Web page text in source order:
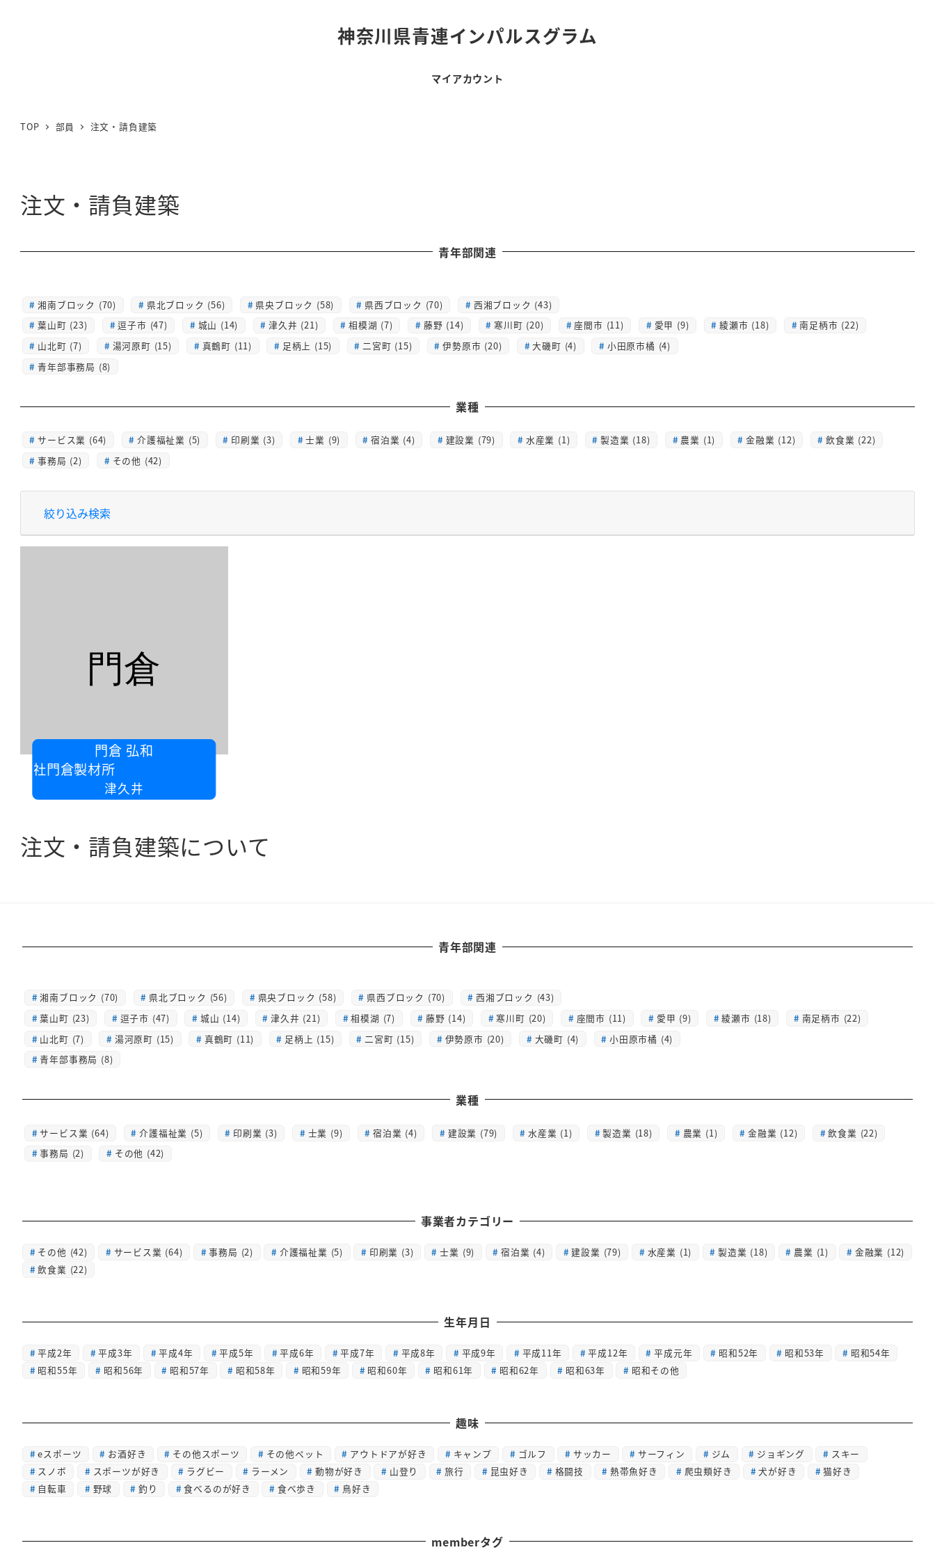
神奈川県青連インパルスグラム
マイアカウント
TOP 部員 注文・請負建築
注文・請負建築
青年部関連
湘南ブロック (70) 県北ブロック (56) 県央ブロック (58) 県西ブロック (70)
西湘ブロック (43)
葉山町 (23)
逗子市 (47) 城山 (14) 津久井 (21) 相模湖 (7) 藤野 (14) 寒川町 (20) 座間市 (11) 愛甲 (9) 綾瀬市 (18)
南足柄市 (22)
山北町 (7)
湯河原町 (15) 真鶴町 (11) 足柄上 (15) 二宮町 (15) 伊勢原市 (20) 大磯町 (4)
小田原市橘 (4)
青年部事務局 (8)
業種
サービス業 (64) 介護福祉業 (5) 印刷業 (3) 士業 (9) 宿泊業 (4) 建設業 (79) 水産業 (1) 製造業 (18) 農業 (1) 金融業 (12)
飲食業 (22)
事務局 (2)
その他 (42)
絞り込み検索
門倉 弘和
社門倉製材所
津久井
門倉
注文・請負建築について
青年部関連
湘南ブロック (70) 県北ブロック (56) 県央ブロック (58) 県西ブロック (70)
西湘ブロック (43)
葉山町 (23)
逗子市 (47) 城山 (14) 津久井 (21) 相模湖 (7) 藤野 (14) 寒川町 (20) 座間市 (11) 愛甲 (9) 綾瀬市 (18)
南足柄市 (22)
山北町 (7)
湯河原町 (15) 真鶴町 (11) 足柄上 (15) 二宮町 (15) 伊勢原市 (20) 大磯町 (4)
小田原市橘 (4)
青年部事務局 (8)
業種
サービス業 (64) 介護福祉業 (5) 印刷業 (3) 士業 (9) 宿泊業 (4) 建設業 (79) 水産業 (1) 製造業 (18) 農業 (1) 金融業 (12)
飲食業 (22)
事務局 (2)
その他 (42)
事業者カテゴリー
その他 (42) サービス業 (64) 事務局 (2) 介護福祉業 (5) 印刷業 (3) 士業 (9) 宿泊業 (4) 建設業 (79) 水産業 (1) 製造業 (18) 農業 (1) 金融業 (12)
飲食業 (22)
生年月日
平成2年 平成3年 平成4年 平成5年 平成6年 平成7年 平成8年 平成9年 平成11年 平成12年 平成元年 昭和52年 昭和53年
昭和54年
昭和55年
昭和56年 昭和57年 昭和58年 昭和59年 昭和60年 昭和61年 昭和62年 昭和63年 昭和その他
趣味
eスポーツ お酒好き その他スポーツ その他ペット アウトドアが好き キャンプ ゴルフ サッカー サーフィン ジム ジョギング
スキー
スノボ
スポーツが好き ラグビー ラーメン 動物が好き 山登り 旅行 昆虫好き 格闘技 熱帯魚好き 爬虫類好き 犬が好き
猫好き
自転車
野球 釣り 食べるのが好き 食べ歩き 鳥好き
memberタグ